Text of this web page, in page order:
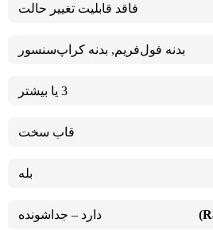
فاقد قابلیت تغییر حالت
بدنه فول‌فریم, بدنه کراپ‌سنسور
3 یا بیشتر
قاب سخت
بله
دارد – جداشونده